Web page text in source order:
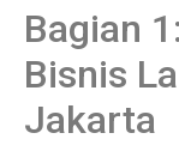
Bagian
Bisnis
Jakarta